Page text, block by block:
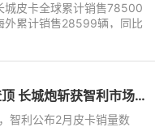
皮卡全球累计销售78500
外累计销售28599辆，同比
城皮卡海外销售5500辆。
中国皮卡品牌强势登顶 长城炮斩获智利市场2月销量冠军
智利公布2月皮卡销量数